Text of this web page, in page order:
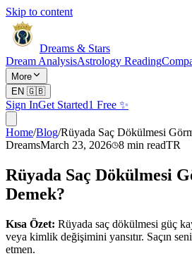
Skip to content
Dreams & Stars
Dream AnalysisAstrology Reading
More
EN 🇬🇧
Sign InGet Started1 Free ✨
Home/Blog/Rüyada Saç Dökülmesi
DreamsMarch 23, 2026 8 min readTR
Rüyada Saç Dökülmesi
Demek?
Kısa Özet: Rüyada saç dökülmesi güç
veya kimlik değişimini yansıtır. Saçın
etmen.